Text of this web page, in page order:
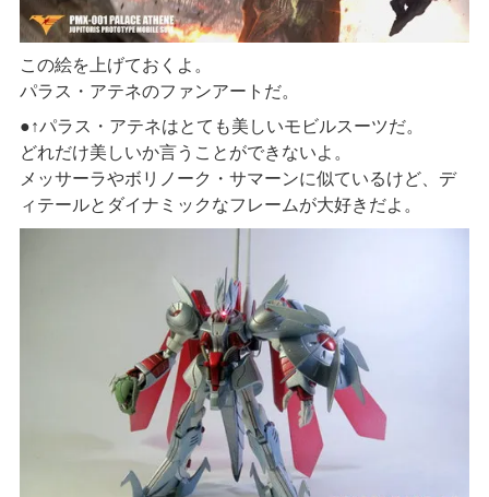
この絵を上げておくよ。
パラス・アテネのファンアートだ。
●↑パラス・アテネはとても美しいモビルスーツだ。
どれだけ美しいか言うことができないよ。
メッサーラやボリノーク・サマーンに似ているけど、デ
ィテールとダイナミックなフレームが大好きだよ。